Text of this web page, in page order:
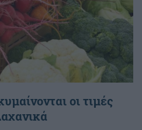
οι τιμές